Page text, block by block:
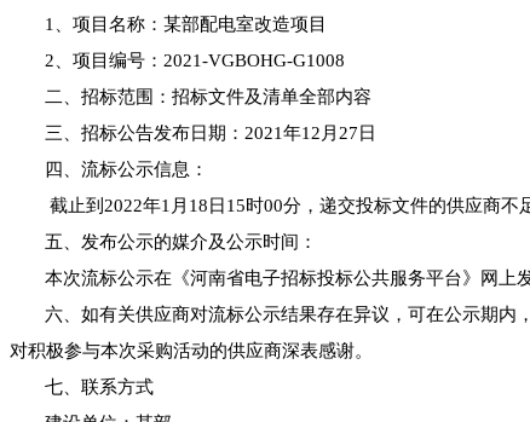
1、项目名称： 某部配电室改造项目
2、项目编号：2021-VGBOHG-G1008
二、招标范围：招标文件及清单全部内容
三、招标公告发布日期： 2021年12月27日
四、 流标公示信息：
截止到 2022年1月18日15时00分，递交投标文件的供应商不
五、发布公示的媒介及公示时间 ：
本次流标公示在《河南省电子招标投标公共服务平台》网上发
六、 如有关供应商对流标公示结果存在异议，可在公示期内
对积极参与本次采购活动的供应商深表感谢。
七、 联系方式